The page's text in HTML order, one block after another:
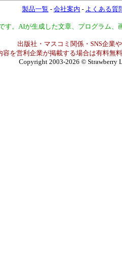
製品一覧 - 会社案内 - よくある質
す。AIが生成した文章、プログラム
出版社・マスコミ関係・SNS企業
容を営利企業が掲載する場合は有料無
Copyright 2003-2026 © Strawberry